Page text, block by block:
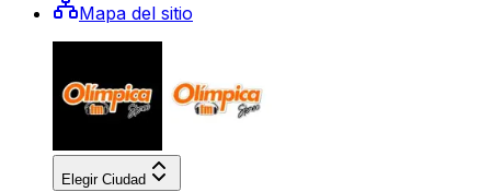
Mapa del sitio
Elegir Ciudad